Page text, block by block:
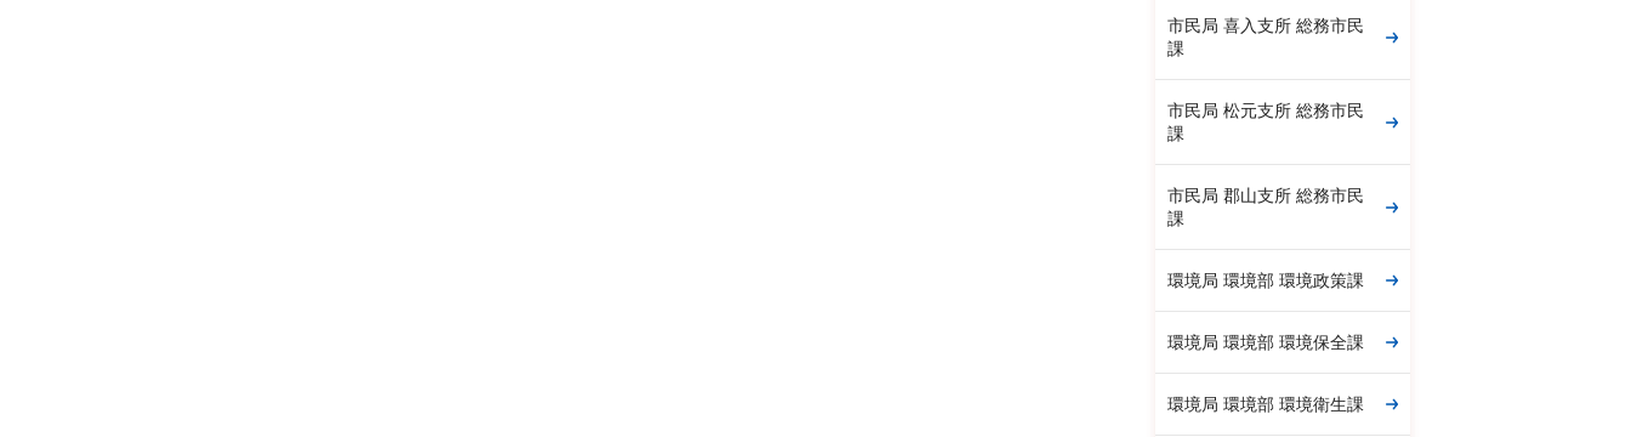
市民局 喜入支所 総務市民
課
市民局 松元支所 総務市民
課
市民局 郡山支所 総務市民
課
環境局 環境部 環境政策課
環境局 環境部 環境保全課
環境局 環境部 環境衛生課